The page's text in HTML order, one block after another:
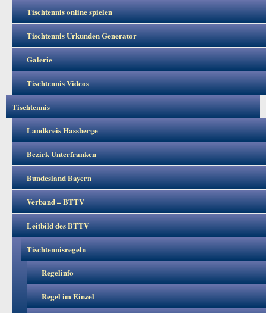
Tischtennis online spielen
Tischtennis Urkunden Generator
Galerie
Tischtennis Videos
Tischtennis
Landkreis Hassberge
Bezirk Unterfranken
Bundesland Bayern
Verband – BTTV
Leitbild des BTTV
Tischtennisregeln
Regelinfo
Regel im Einzel